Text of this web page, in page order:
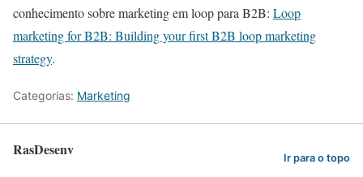
conhecimento sobre marketing em loop para B2B: Loop
marketing for B2B: Building your first B2B loop marketing
strategy.
Categorias: Marketing
RasDesenv Ir para o topo